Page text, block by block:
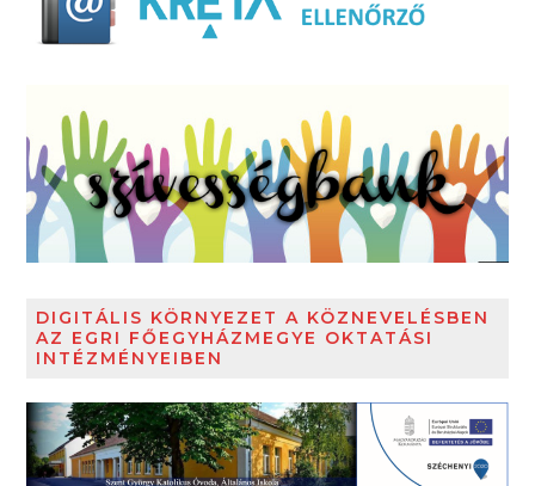
DIGITÁLIS KÖRNYEZET A KÖZNEVELÉSBEN
AZ EGRI FŐEGYHÁZMEGYE OKTATÁSI
INTÉZMÉNYEIBEN